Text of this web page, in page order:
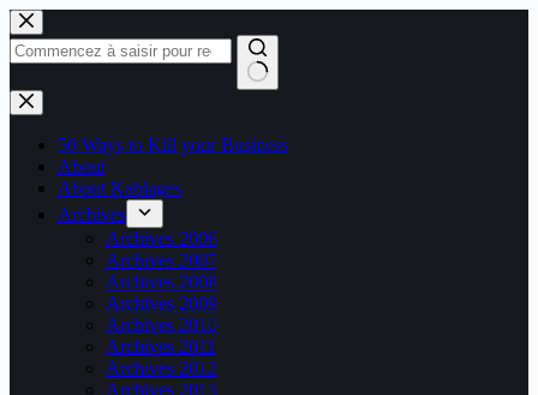
Passer
au
contenu
Aucun
résultat
50 Ways to Kill your Business
About
About Kablages
Archives
Archives 2006
Archives 2007
Archives 2008
Archives 2009
Archives 2010
Archives 2011
Archives 2012
Archives 2013